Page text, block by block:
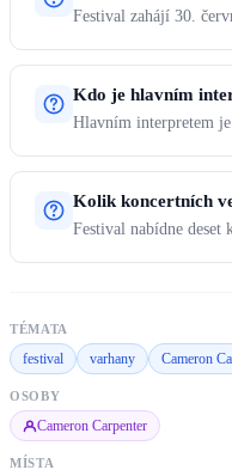
Festival zahájí 30.
Kdo je hlavním
Hlavním interpretem
Kolik koncertních
Festival nabídne deset
TÉMATA
festival varhany Cameron
OSOBY
Cameron Carpenter
MÍSTA